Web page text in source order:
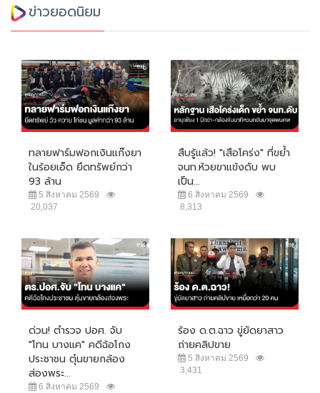
ข่าวยอดนิยม
ทลายฟาร์มฟอกเงินแก๊งยา
ในร้อยเอ็ด ยึดทรัพย์กว่า
93 ล้าน
5 สิงหาคม 2569
20,037
สืบรู้แล้ว! "เสือโคร่ง" ที่ขย้ำ
จนท.ห้วยขาแข้งดับ พบ
เป็น...
6 สิงหาคม 2569
8,313
ด่วน! ตำรวจ ปอศ. จับ
"โทน บางแค" คดีฉ้อโกง
ประชาชน ตุ๋นขายกล้อง
ส่องพระ...
6 สิงหาคม 2569
ร้อง ด.ต.ฉาว ขู่ยัดยาสาว
ถ่ายคลิปขาย
5 สิงหาคม 2569
3,431